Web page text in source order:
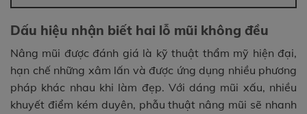
Dấu hiệu nhận biết hai lỗ mũi không đều
Nâng mũi được đánh giá là kỹ thuật thẩm mỹ hiện đại,
hạn chế những xâm lấn và được ứng dụng nhiều phương
pháp khác nhau khi làm đẹp. Với dáng mũi xấu, nhiều
khuyết điểm kém duyên, phẫu thuật nâng mũi sẽ nhanh